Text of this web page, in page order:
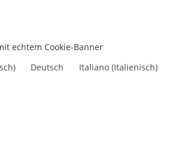
echtem Cookie-Banner
) Deutsch Italiano(Italienisch)